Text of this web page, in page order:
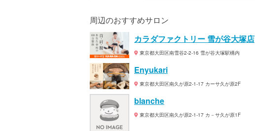
周辺のおすすめサロン
カラダファクトリー 雪が谷大塚店
東京都大田区南雪谷2-2-16 雪が谷大塚駅構内
Enyukari
東京都大田区南久が原2-1-17 カーサ久が原2F
blanche
東京都大田区南久が原2-1-17 カ－サ久が原1F